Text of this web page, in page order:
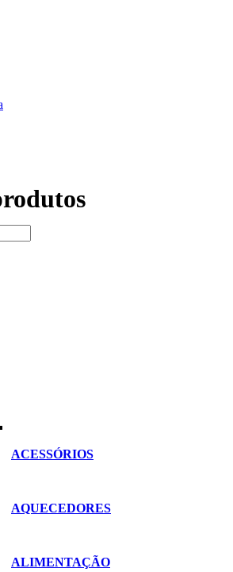
ACESSÓRIOS
AQUECEDORES
ALIMENTAÇÃO